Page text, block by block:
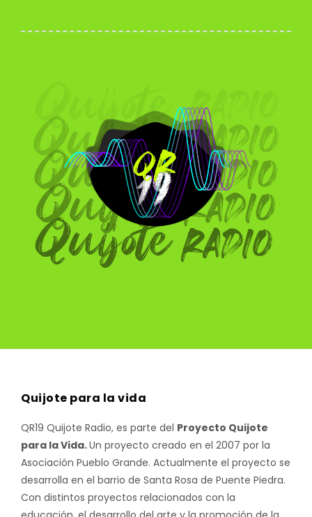
Quijote para la vida
QR19 Quijote Radio, es parte del Proyecto Quijote
para la Vida.Un proyecto creado en el 2007 por la
Asociación Pueblo Grande. Actualmente el proyecto se
desarrolla en el barrio de Santa Rosa de Puente Piedra.
Con distintos proyectos relacionados con la